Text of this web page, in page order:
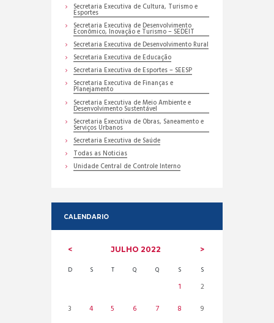
Secretaria Executiva de Cultura, Turismo e
Esportes
Secretaria Executiva de Desenvolvimento
Econômico, Inovação e Turismo – SEDEIT
Secretaria Executiva de Desenvolvimento Rural
Secretaria Executiva de Educação
Secretaria Executiva de Esportes – SEESP
Secretaria Executiva de Finanças e
Planejamento
Secretaria Executiva de Meio Ambiente e
Desenvolvimento Sustentável
Secretaria Executiva de Obras, Saneamento e
Serviços Urbanos
Secretaria Executiva de Saúde
Todas as Noticias
Unidade Central de Controle Interno
CALENDARIO
JULHO 2022
D S T Q Q S S
1
2
3
4 5 6 7 8 9